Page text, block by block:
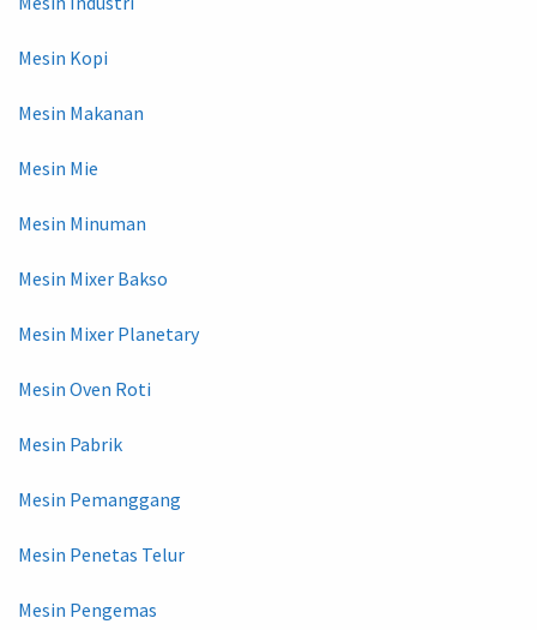
Mesin Kopi
Mesin Makanan
Mesin Mie
Mesin Minuman
Mesin Mixer Bakso
Mesin Mixer Planetary
Mesin Oven Roti
Mesin Pabrik
Mesin Pemanggang
Mesin Penetas Telur
Mesin Pengemas